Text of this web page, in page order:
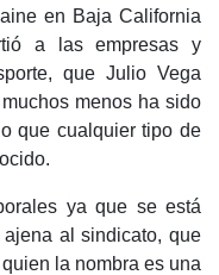
en Baja California
a las empresas y
que Julio Vega
menos ha sido
que cualquier tipo de
ya que se está
al sindicato, que
la nombra es una